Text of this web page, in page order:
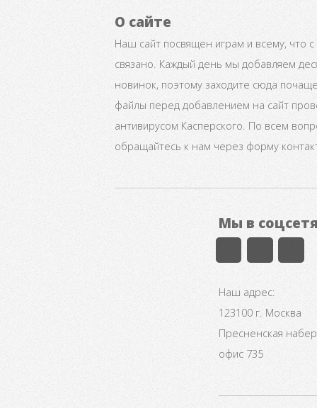
О сайте
Наш сайт посвящен играм и всему, что
связано. Каждый день мы добавляем
новинок, поэтому заходите сюда
файлы перед добавлением на сайт
антивирусом Касперского. По всем
обращайтесь к нам через форму
Мы в
Наш адрес:
123100 г. Москва
Пресненская
офис 735